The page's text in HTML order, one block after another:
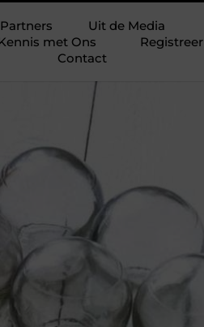
Partners
Uit de Media
met Ons
Registreer
Contact